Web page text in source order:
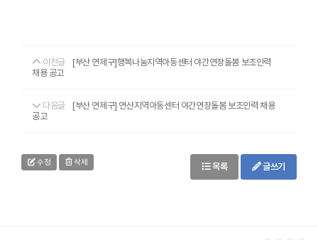
이전글
[부산 연제구]행복나눔지역아동센터 야간연장돌봄 보조인력
채용 공고
다음글
[부산 연제구] 연산지역아동센터 야간연장돌봄 보조인력 채용
공고
수정 삭제 목록 글쓰기